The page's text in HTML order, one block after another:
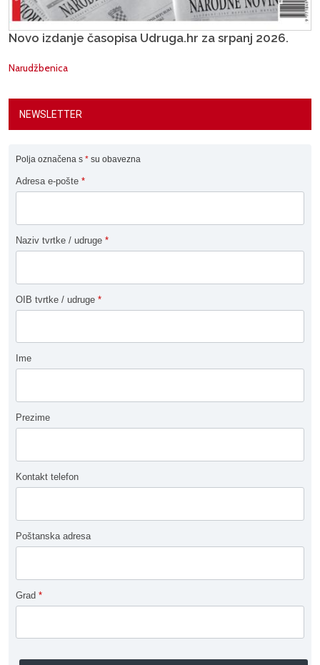
Novo izdanje časopisa Udruga.hr za srpanj 2026.
Narudžbenica
NEWSLETTER
Polja označena s * su obavezna
Adresa e-pošte *
Naziv tvrtke / udruge *
OIB tvrtke / udruge *
Ime
Prezime
Kontakt telefon
Poštanska adresa
Grad *